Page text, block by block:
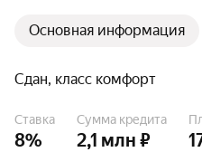
Основная информация
Сдан, класс комфорт
Ставка
8%
Сумма кредита
2,1 млн ₽